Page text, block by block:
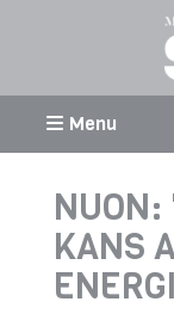
Menu
NUON:
KANS